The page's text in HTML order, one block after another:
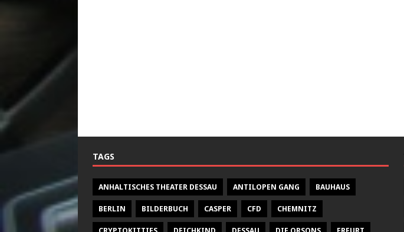
TAGS
ANHALTISCHES THEATER DESSAU ANTILOPEN GANG BAUHAUS
BERLIN BILDERBUCH CASPER CFD CHEMNITZ